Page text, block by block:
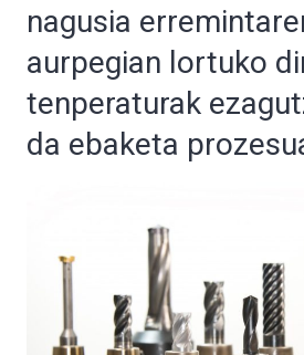
nagusia
aurpegian lortuko
tenperaturak
da ebaketa